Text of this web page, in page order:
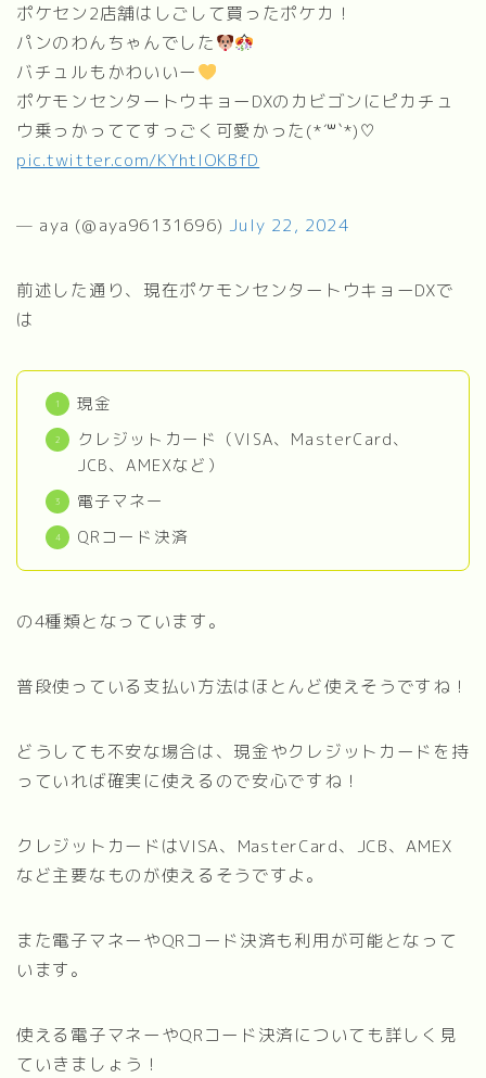
ポケセン2店舗はしごして買ったポケカ！
パンのわんちゃんでした
バチュルもかわいいー
ポケモンセンタートウキョーDXのカビゴンにピカチュ
ウ乗っかっててすっごく可愛かった(*´꒳`*)♡
pic.twitter.com/KYhtIOKBfD
— aya (@aya96131696) July 22, 2024
前述した通り、現在ポケモンセンタートウキョーDXで
は
現金
クレジットカード（VISA、MasterCard、
JCB、AMEXなど）
電子マネー
QRコード決済
の4種類となっています。
普段使っている支払い方法はほとんど使えそうですね！
どうしても不安な場合は、現金やクレジットカードを持
っていれば確実に使えるので安心ですね！
クレジットカードはVISA、MasterCard、JCB、AMEX
など主要なものが使えるそうですよ。
また電子マネーやQRコード決済も利用が可能となって
います。
使える電子マネーやQRコード決済についても詳しく見
ていきましょう！